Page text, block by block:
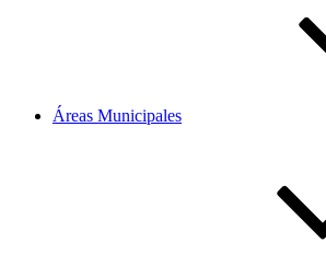
Áreas Municipales